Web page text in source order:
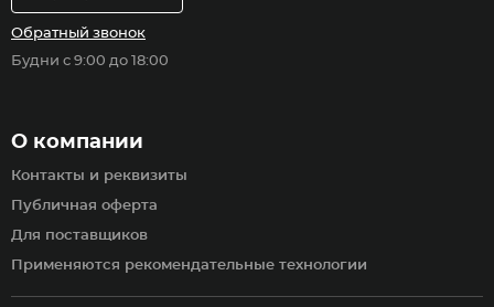
О компании
Контакты и реквизиты
Публичная оферта
Для поставщиков
Применяются рекомендательные технологии
Обратный звонок
Будни с 9:00 до 18:00